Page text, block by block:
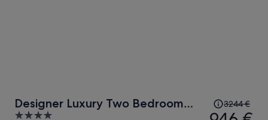
Designer Luxury Two Bedroom
4
El
precio
3244 €